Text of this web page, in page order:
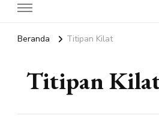
Beranda Titipan Kilat
Titipan